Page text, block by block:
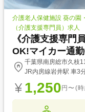
介護老人保健施設 葵の園
（介護支援専門員）求人
《介護支援専門
OK!マイカー通
千葉県南房総市久枝
JR内房線岩井駅 車3
1,250 円〜(